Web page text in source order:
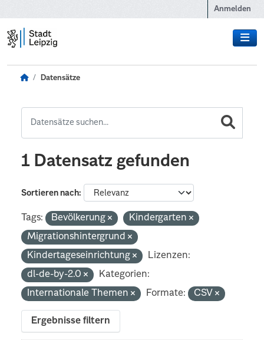
Anmelden
Datensätze
1 Datensatz gefunden
Sortieren nach
Tags: Bevölkerung
Kindergarten
Migrationshintergrund
Kindertageseinrichtung
Lizenzen:
dl-de-by-2.0
Kategorien:
Internationale Themen
Formate: CSV
Ergebnisse filtern